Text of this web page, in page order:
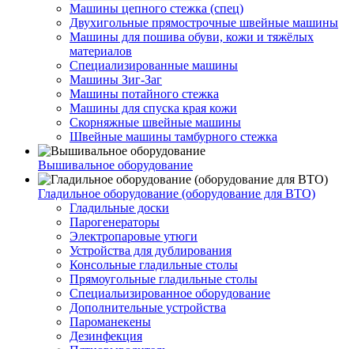
Машины цепного стежка (спец)
Двухигольные прямострочные швейные машины
Машины для пошива обуви, кожи и тяжёлых
материалов
Специализированные машины
Машины Зиг-Заг
Машины потайного стежка
Машины для спуска края кожи
Скорняжные швейные машины
Швейные машины тамбурного стежка
Вышивальное оборудование
Гладильное оборудование (оборудование для ВТО)
Гладильные доски
Парогенераторы
Электропаровые утюги
Устройства для дублирования
Консольные гладильные столы
Прямоугольные гладильные столы
Специальизированное оборудование
Дополнительные устройства
Пароманекены
Дезинфекция